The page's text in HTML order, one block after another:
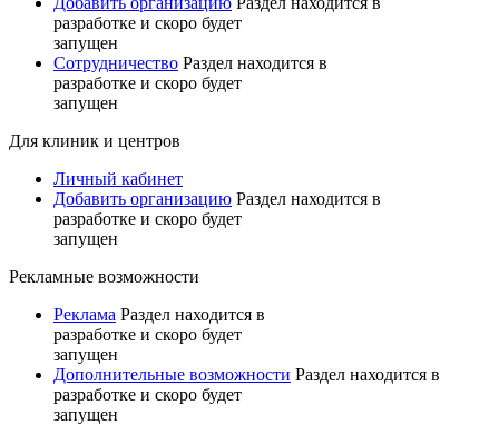
разработке и скоро будет
запущен
Сотрудничество Раздел находится в
разработке и скоро будет
запущен
Для клиник и центров
Личный кабинет
Добавить организацию Раздел находится в
разработке и скоро будет
запущен
Рекламные возможности
Реклама Раздел находится в
разработке и скоро будет
запущен
Дополнительные возможности Раздел находится в
разработке и скоро будет
запущен